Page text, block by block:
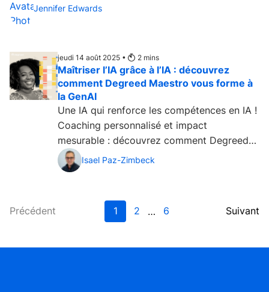
Jennifer Edwards
jeudi 14 août 2025 • 2 mins
Maîtriser l’IA grâce à l’IA : découvrez
comment Degreed Maestro vous forme à
la GenAI
Une IA qui renforce les compétences en IA !
Coaching personnalisé et impact
mesurable : découvrez comment Degreed
Maestro vous forme à la GenAI....
Isael Paz-Zimbeck
Précédent 1 2 … 6 Suivant